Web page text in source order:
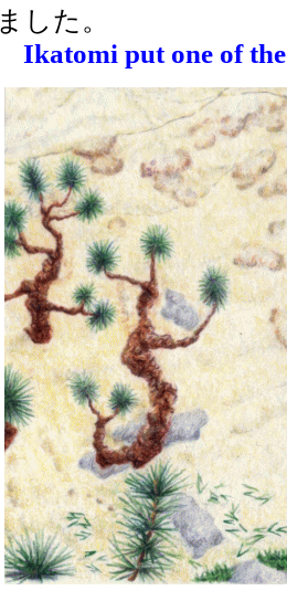
ました。
Ikatomi put one of